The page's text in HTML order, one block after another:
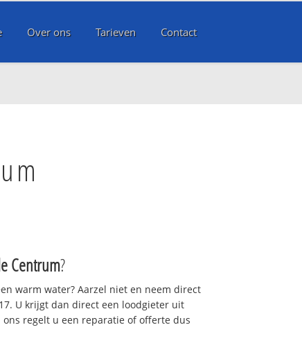
Over ons Tarieven Contact
Centrum?
warm water? Aarzel niet en neem direct
U krijgt dan direct een loodgieter uit
regelt u een reparatie of offerte dus